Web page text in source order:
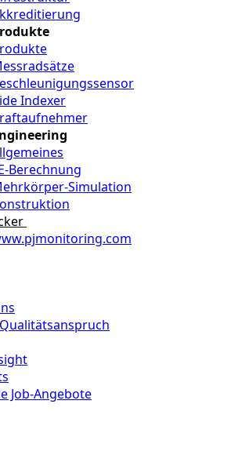
Indexer
Berechnung
Simulation
Job-Angebote